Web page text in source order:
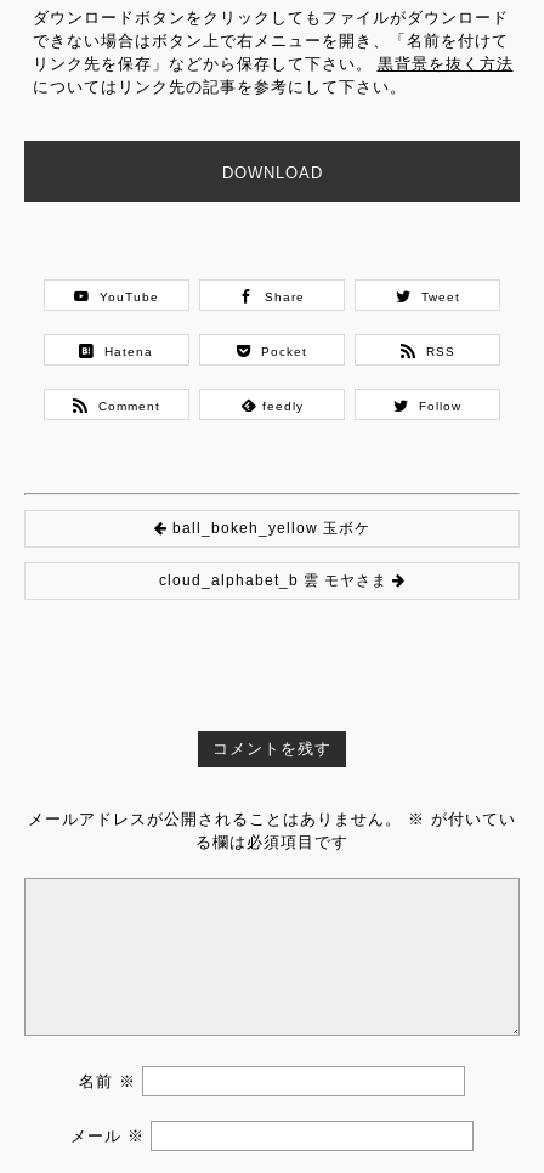
ダウンロードボタンをクリックしてもファイルがダウンロード
できない場合はボタン上で右メニューを開き、「名前を付けて
リンク先を保存」などから保存して下さい。
黒背景を抜く方法
についてはリンク先の記事を参考にして下さい。
DOWNLOAD
YouTube Share Tweet
Hatena Pocket RSS
Comment feedly Follow
ball_bokeh_yellow 玉ボケ
cloud_alphabet_b 雲 モヤさま
コメントを残す
メールアドレスが公開されることはありません。 ※ が付いてい
る欄は必須項目です
名前 ※
メール ※